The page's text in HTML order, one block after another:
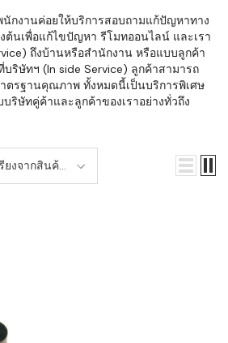
นักงานค่อยให้บริการสอบถามแก้ปัญหาทาง
ต้นเพื่อแก้ไขปัญหา รีโมทออนไลน์ และเรา
ถึงบ้านหรือสำนักงาน หรือแบบลูกค้า
บริษัทฯ (In side Service) ลูกค้าสามารถ
ตรฐานคุณภาพ ทั้งหมดนี้เป็นบริการพิเศษ
ริษัทคู่ค้าและลูกค้าของเราอย่างทั่วถึง
ยงจากสินค้า
ม่-เก่า